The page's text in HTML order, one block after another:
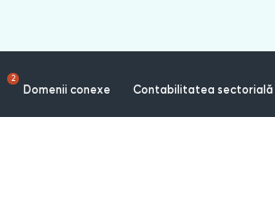
2
Domenii conexe Contabilitatea sectorială